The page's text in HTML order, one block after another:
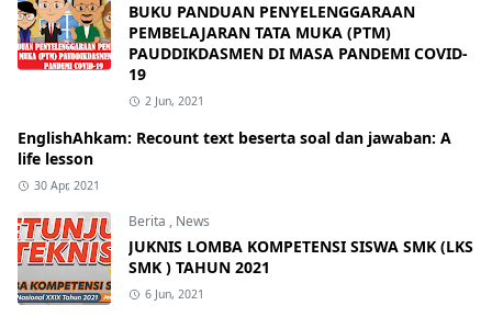
BUKU PANDUAN PENYELENGGARAAN
PEMBELAJARAN TATA MUKA (PTM)
PAUDDIKDASMEN DI MASA PANDEMI COVID-
19
2 Jun, 2021
EnglishAhkam: Recount text beserta soal dan jawaban: A
life lesson
30 Apr, 2021
Berita , News
JUKNIS LOMBA KOMPETENSI SISWA SMK (LKS
SMK ) TAHUN 2021
6 Jun, 2021